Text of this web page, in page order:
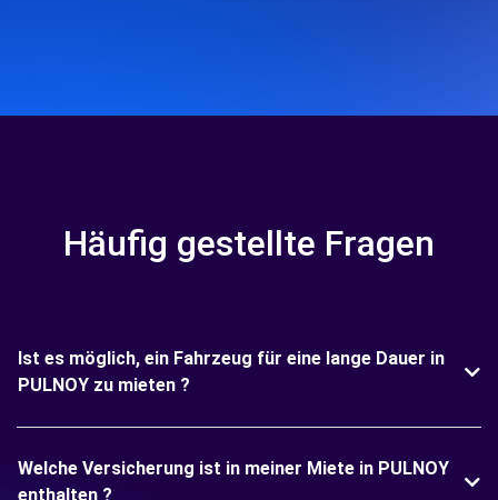
Häufig gestellte Fragen
Ist es möglich, ein Fahrzeug für eine lange Dauer in
PULNOY zu mieten ?
Welche Versicherung ist in meiner Miete in PULNOY
enthalten ?